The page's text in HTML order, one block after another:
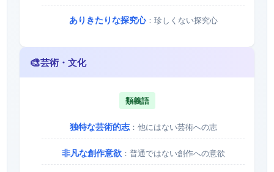
ありきたりな探究心：珍しくない探究心
🎨芸術・文化
類義語
独特な芸術的志：他にはない芸術への志
非凡な創作意欲：普通ではない創作への意欲